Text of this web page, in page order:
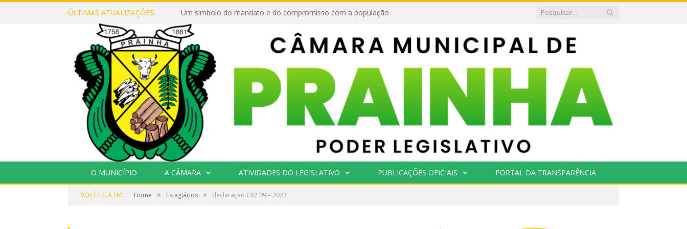
ÚLTIMAS ATUALIZAÇÕES: Um símbolo do mandato e do compromisso com a população
O MUNICÍPIO A CÂMARA ATIVIDADES DO LEGISLATIVO PUBLICAÇÕES OFICIAIS PORTAL DA TRANSPARÊNCIA
VOCÊ ESTÁ EM: Home » Estagiários » declaração CR2 09 – 2023